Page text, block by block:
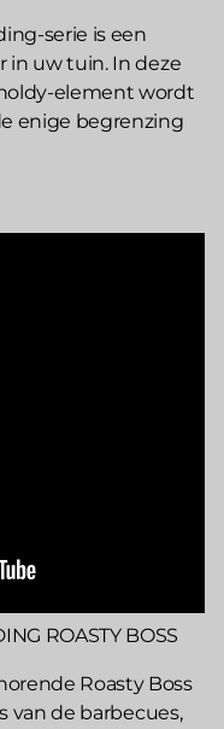
serie is een
in uw tuin. In deze
element wordt
enige begrenzing
ROASTY BOSS
Roasty Boss
van de barbecues,